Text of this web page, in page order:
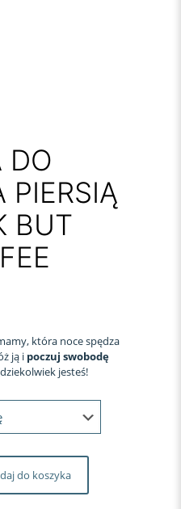
DO
PIERSIĄ
BUT
która noce spędza
ją i poczuj swobodę
jesteś!
do koszyka